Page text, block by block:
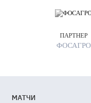
ПАРТНЕР
ФОСАГРО
МАТЧИ